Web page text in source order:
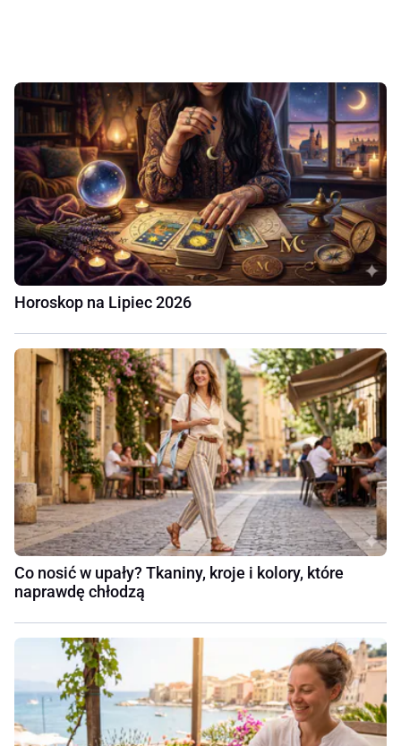
Horoskop na Lipiec 2026
Co nosić w upały? Tkaniny, kroje i kolory, które
naprawdę chłodzą